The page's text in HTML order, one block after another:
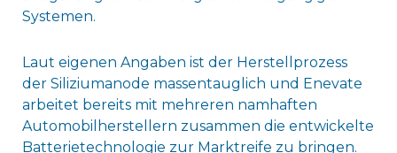
Systemen.
Laut eigenen Angaben ist der Herstellprozess
der Siliziumanode massentauglich und Enevate
arbeitet bereits mit mehreren namhaften
Automobilherstellern zusammen die entwickelte
Batterietechnologie zur Marktreife zu bringen.